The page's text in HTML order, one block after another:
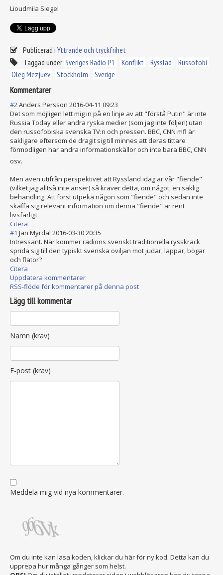
Lioudmila Siegel
Publicerad i Yttrande och tryckfrihet
Taggad under Sveriges Radio P1 Konflikt Rysslad
Russofobi
Oleg Mezjuev
Stockholm Sverige
Kommentarer
#2Anders Persson 2016-04-11 09:23
Det som möjligen lett mig in på en linje av att "förstå Putin" är inte
Russia Today eller andra ryska medier (som jag inte följer!) utan
den russofobiska svenska TV:n och pressen. BBC, CNN mfl är
sakligare eftersom de dragit sig till minnes att deras tittare
förmodligen har andra informationskällor och inte bara BBC, CNN
osv.
Men även utifrån perspektivet att Ryssland idag är vår "fiende"
(vilket jag alltså inte anser) så kräver detta, om något, en saklig
behandling. Att först utpeka någon som "fiende" och sedan inte
skaffa sig relevant information om denna "fiende" är rent
livsfarligt.
Citera
#1 Jan Myrdal 2016-03-30 20:35
Intressant. När kommer radions svenskt traditionella rysskräck
sprida sig till den typiskt svenska oviljan mot judar, lappar, bögar
och flator?
Citera
Uppdatera kommentarer
RSS-flöde för kommentarer på denna post
Lägg till kommentar
Namn (krav)
E-post (krav)
Meddela mig vid nya kommentarer.
Om du inte kan läsa koden, klickar du här för ny kod. Detta kan du
upprepa hur många gånger som helst.